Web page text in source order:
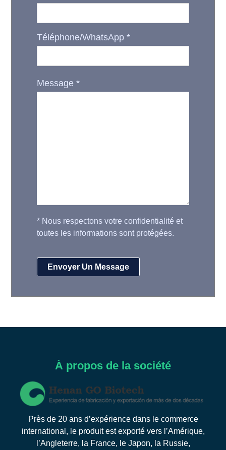
Téléphone/WhatsApp*
Message*
* Nous respectons votre confidentialité et
toutes les informations sont protégées.
À propos de la société
Près de 20 ans d’expérience dans le commerce
international, le produit est exporté vers l’Amérique,
l’Angleterre, la France, le Japon, la Russie,